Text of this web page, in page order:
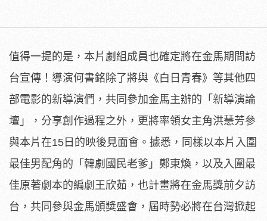
值得一提的是，本片劇組成員也確定將在金馬期間訪
台宣傳！導演何書銘除了將與《白日青春》等其他四
部電影的新導演們，共同參加金馬主辦的「新導演論
壇」，分享創作過程之外， 更將率領女主角洪慧芳參
與本片在15日的映後見面會。據悉， 同樣以本片入圍
最佳男配角的「韓劇國民老爹」鄭東煥， 以及入圍最
佳原著劇本的編劇王欣茹，也計畫將在金馬獎前夕訪
台， 共同參與金馬頒獎盛會，屆時勢必將在台灣掀起